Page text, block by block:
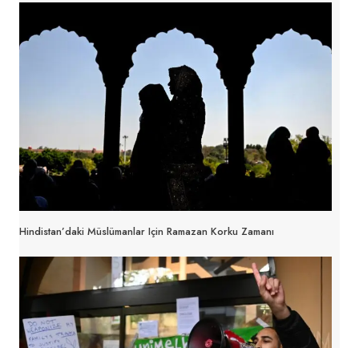
Hindistan’daki Müslümanlar Için Ramazan Korku Zamanı